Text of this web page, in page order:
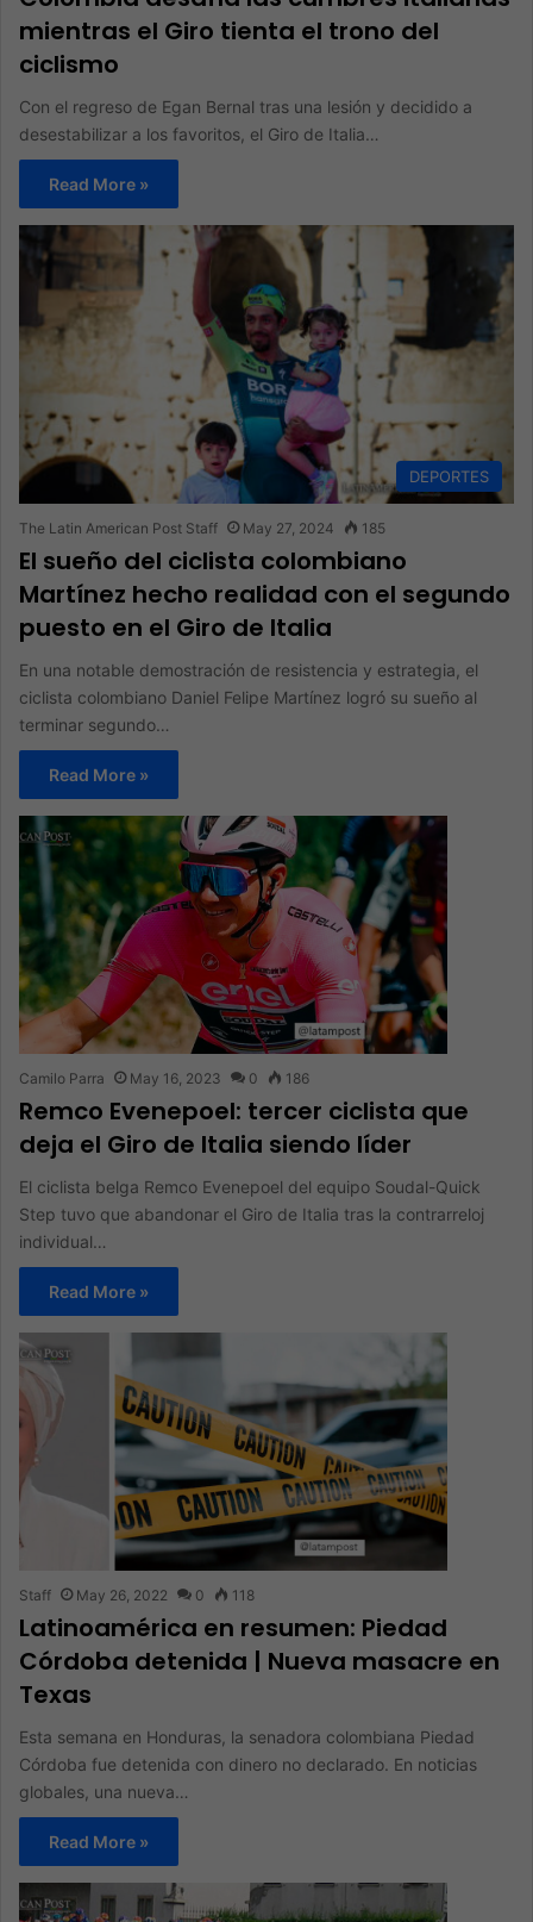
mientras el Giro tienta el trono del
ciclismo
Con el regreso de Egan Bernal tras una lesión y decidido a
desestabilizar a los favoritos, el Giro de Italia…
Read More »
DEPORTES
The Latin American Post Staff May 27, 2024 185
El sueño del ciclista colombiano
Martínez hecho realidad con el segundo
puesto en el Giro de Italia
En una notable demostración de resistencia y estrategia, el
ciclista colombiano Daniel Felipe Martínez logró su sueño al
terminar segundo…
Read More »
Camilo Parra May 16, 2023 0 186
Remco Evenepoel: tercer ciclista que
deja el Giro de Italia siendo líder
El ciclista belga Remco Evenepoel del equipo Soudal-Quick
Step tuvo que abandonar el Giro de Italia tras la contrarreloj
individual…
Read More »
Staff May 26, 2022 0 118
Latinoamérica en resumen: Piedad
Córdoba detenida | Nueva masacre en
Texas
Esta semana en Honduras, la senadora colombiana Piedad
Córdoba fue detenida con dinero no declarado. En noticias
globales, una nueva…
Read More »